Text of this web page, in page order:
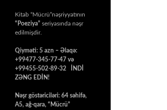
Kitab “Mücrü”nəşriyyatının
“Poeziya” seriyasında nəşr
edilmişdir.
Qiyməti: 5 azn – Əlaqə:
+99477-345-77-47 və
+99455-502-89-32 İNDİ
ZƏNG EDİN!
Nəşr göstəriciləri: 64 səhifə,
A5, ağ-qara, “Mücrü”